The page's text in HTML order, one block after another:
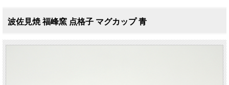
波佐見焼 福峰窯 点格子 マグカップ 青